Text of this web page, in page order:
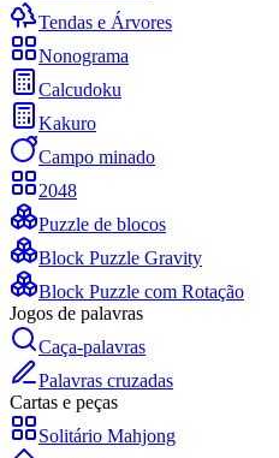
Tendas e Árvores
Nonograma
Calcudoku
Kakuro
Campo minado
2048
Puzzle de blocos
Block Puzzle Gravity
Block Puzzle com Rotação
Jogos de palavras
Caça-palavras
Palavras cruzadas
Cartas e peças
Solitário Mahjong